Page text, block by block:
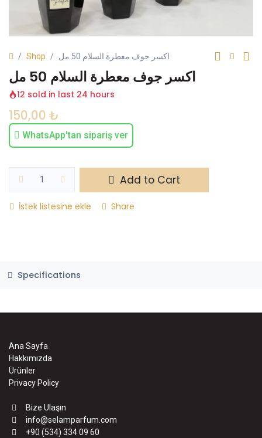
Shop اكسر جوف معطرة السلام 50 مل
اكسر جوف معطرة السلام 50 مل
12 sold in last 24 hours
150,00 ₺
WhatsApp'tan sipariş ver
Add to Cart
İstek listesine ekle Share
Specifications
Ana Sayfa
Hakkımızda
Ürünler
Privacy Policy
Bize Ulaşın
info@selamparfum.com
+90 (534) 334 09 60